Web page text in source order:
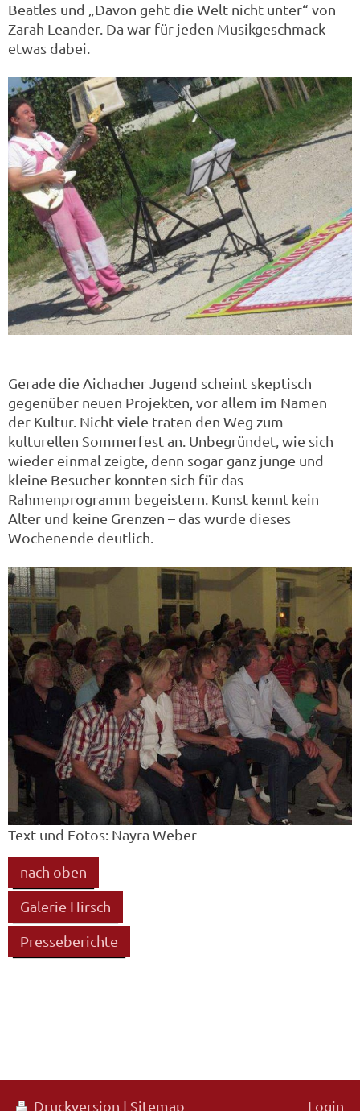
Beatles und „Davon geht die Welt nicht unter“ von
Zarah Leander. Da war für jeden Musikgeschmack
etwas dabei.
Gerade die Aichacher Jugend scheint skeptisch
gegenüber neuen Projekten, vor allem im Namen
der Kultur. Nicht viele traten den Weg zum
kulturellen Sommerfest an. Unbegründet, wie sich
wieder einmal zeigte, denn sogar ganz junge und
kleine Besucher konnten sich für das
Rahmenprogramm begeistern. Kunst kennt kein
Alter und keine Grenzen – das wurde dieses
Wochenende deutlich.
Text und Fotos: Nayra Weber
nach oben
Galerie Hirsch
Presseberichte
Druckversion | Sitemap Login